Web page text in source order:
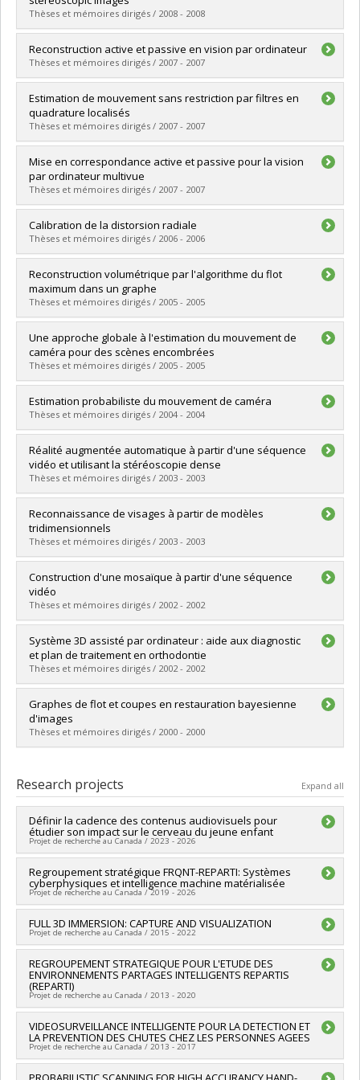
Grade :M. Sc.
Lien vers le document dans Papyrus
Thèses et mémoires dirigés / 2008 - 2008
Graduate :Lazǎr, Vlad-Andrei
Cycle : Master's
Grade :M. Sc.
Lien vers le document dans Papyrus
Reconstruction active et passive en vision par ordinateur
Thèses et mémoires dirigés / 2007 - 2007
Graduate :Tardif, Jean-Philippe
Cycle :Doctoral
Grade :Ph. D.
Lien vers le document dans Papyrus
Estimation de mouvement sans restriction par filtres en
quadrature localisés
Thèses et mémoires dirigés / 2007 - 2007
Graduate :Petit, Gaspard
Cycle :Master's
Grade :M. Sc.
Lien vers le document dans Papyrus
Mise en correspondance active et passive pour la vision
par ordinateur multivue
Thèses et mémoires dirigés / 2007 - 2007
Graduate :Drouin, Marc-Antoine
Cycle : Doctoral
Grade :Ph. D.
Lien vers le document dans Papyrus
Calibration de la distorsion radiale
Thèses et mémoires dirigés / 2006 - 2006
Graduate :Gauthier, Alexandre
Cycle :Master's
Grade :M. Sc.
Lien vers le document dans Papyrus
Reconstruction volumétrique par l'algorithme du flot
maximum dans un graphe
Thèses et mémoires dirigés / 2005 - 2005
Graduate :Proulx, Catherine
Cycle :Master's
Grade :M. Sc.
Lien vers le document dans Papyrus
Une approche globale à l'estimation du mouvement de
caméra pour des scènes encombrées
Thèses et mémoires dirigés / 2005 - 2005
Graduate :Chapdelaine-Couture, Vincent
Cycle : Master's
Grade :M. Sc.
Lien vers le document dans Papyrus
Estimation probabiliste du mouvement de caméra
Thèses et mémoires dirigés / 2004 - 2004
Graduate :Draréni, Jamil
Cycle :Master's
Grade :M. Sc.
Lien vers le document dans Papyrus
Réalité augmentée automatique à partir d'une séquence
vidéo et utilisant la stéréoscopie dense
Thèses et mémoires dirigés / 2003 - 2003
Graduate :Holloway, Patrick
Cycle :Master's
Grade :M. Sc.
Lien vers le document dans Papyrus
Reconnaissance de visages à partir de modèles
tridimensionnels
Thèses et mémoires dirigés / 2003 - 2003
Graduate :Beauchesne, Étienne
Cycle :
Grade :M. Sc.
Lien vers le document dans Papyrus
Construction d'une mosaïque à partir d'une séquence
vidéo
Thèses et mémoires dirigés / 2002 - 2002
Graduate : Abbas, Ali
Cycle : Master's
Grade :M. Sc.
Lien vers le document dans Papyrus
Système 3D assisté par ordinateur : aide aux diagnostic
et plan de traitement en orthodontie
Thèses et mémoires dirigés / 2002 - 2002
Graduate : Induni, Stéphanie
Cycle :Master's
Grade :M. Sc.
Lien vers le document dans Papyrus
Graphes de flot et coupes en restauration bayesienne
d'images
Thèses et mémoires dirigés / 2000 - 2000
Cycle :Master's
Grade :M. Sc.
Lien vers le document dans Papyrus
Research projects Expand all
Définir la cadence des contenus audiovisuels pour
étudier son impact sur le cerveau du jeune enfant
Projet de recherche au Canada / 2023 - 2026
Lead researcher : Sarah Lippé
Co-researchers : Sébastien Roy,Santiago Hidalgo
Funding sources:
Grant programs:PVXXXXXX-AUDACE (financement partagé
entre les fonds de recherche du Québec)
Regroupement stratégique FRQNT-REPARTI: Systèmes
cyberphysiques et intelligence machine matérialisée
Projet de recherche au Canada / 2019 - 2026
Lead researcher :Clément Gosselin
Co-researchers : Sébastien Roy
Funding sources:FRQNT/Fonds de recherche du Québec -
Nature et technologies (FQRNT)
Grant programs:PVXXXXXX-(RS) Programme de
regroupements stratégiques
FULL 3D IMMERSION: CAPTURE AND VISUALIZATION
Projet de recherche au Canada / 2015 - 2022
Lead researcher :Sébastien Roy
Funding sources: CRSNG/Conseil de recherches en sciences
naturelles et génie du Canada (CRSNG)
Grant programs:PVX20965-(RGP) Programme de subvention à
la découverte individuelle ou de groupe
REGROUPEMENT STRATEGIQUE POUR L'ETUDE DES
ENVIRONNEMENTS PARTAGES INTELLIGENTS REPARTIS
(REPARTI)
Projet de recherche au Canada / 2013 - 2020
Lead researcher :Denis Laurendeau
Co-researchers : Sébastien Roy
Funding sources:
VIDEOSURVEILLANCE INTELLIGENTE POUR LA DETECTION ET
LA PREVENTION DES CHUTES CHEZ LES PERSONNES AGEES
Projet de recherche au Canada / 2013 - 2017